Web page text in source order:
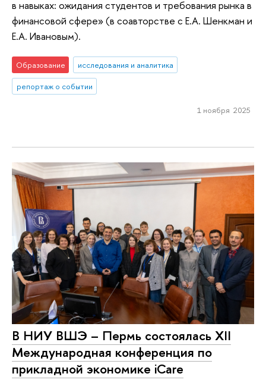
в навыках: ожидания студентов и требования рынка в
финансовой сфере» (в соавторстве с Е.А. Шенкман и
Е.А. Ивановым).
Образование
исследования и аналитика
репортаж о событии
1 ноября 2025
В НИУ ВШЭ – Пермь состоялась XII
Международная конференция по
прикладной экономике iCare